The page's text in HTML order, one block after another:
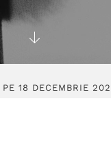
PE 18 DECEMBRIE